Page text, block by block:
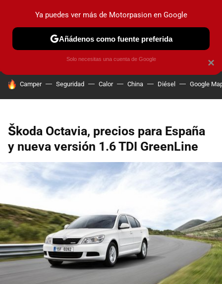
PRUEBAS COCHES ELÉCTRICOS OBSERVATORIO
HOY SE HABLA DE
Camper Seguridad Calor China Diésel Google
Škoda Octavia, precios para España
y nueva versión 1.6 TDI GreenLine
×
Ya puedes ver más de Motorpasion en Google
Añádenos como fuente preferida
Solo necesitas una cuenta de Google